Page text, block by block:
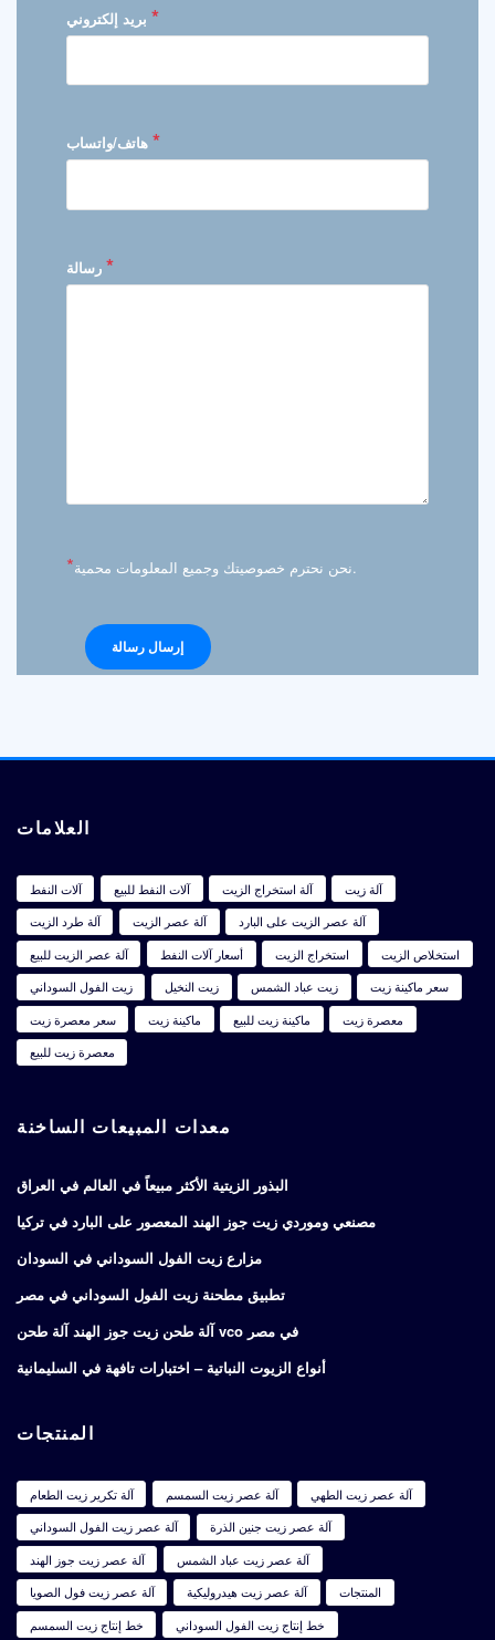
*
*
*
* نحن نحترم خصوصيتك وجميع المعلومات محمية.
العلامات
آلات النفط آلات النفط للبيع آلة استخراج الزيت
آلة زيت
آلة طرد الزيت
آلة عصر الزيت
آلة عصر الزيت على البارد
آلة عصر الزيت للبيع
أسعار آلات النفط استخراج الزيت
استخلاص الزيت
زيت الفول السوداني
زيت النخيل زيت عباد الشمس
سعر ماكينة زيت
سعر معصرة زيت
ماكينة زيت ماكينة زيت للبيع
معصرة زيت
معصرة زيت للبيع
معدات المبيعات الساخنة
البذور الزيتية الأكثر مبيعاً في العالم في العراق
مصنعي وموردي زيت جوز الهند المعصور على البارد في تركيا
مزارع زيت الفول السوداني في السودان
تطبيق مطحنة زيت الفول السوداني في مصر
آلة طحن زيت جوز الهند آلة طحن vco في مصر
أنواع الزيوت النباتية – اختبارات تافهة في السليمانية
المنتجات
آلة تكرير زيت الطعام آلة عصر زيت السمسم
آلة عصر زيت الطهي
آلة عصر زيت الفول السوداني
آلة عصر زيت جنين الذرة
آلة عصر زيت جوز الهند
آلة عصر زيت عباد الشمس
آلة عصر زيت فول الصويا
آلة عصر زيت هيدروليكية
المنتجات
خط إنتاج زيت السمسم
خط إنتاج زيت الفول السوداني